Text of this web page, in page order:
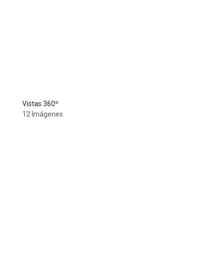
Vistas 360º
12 Imágenes